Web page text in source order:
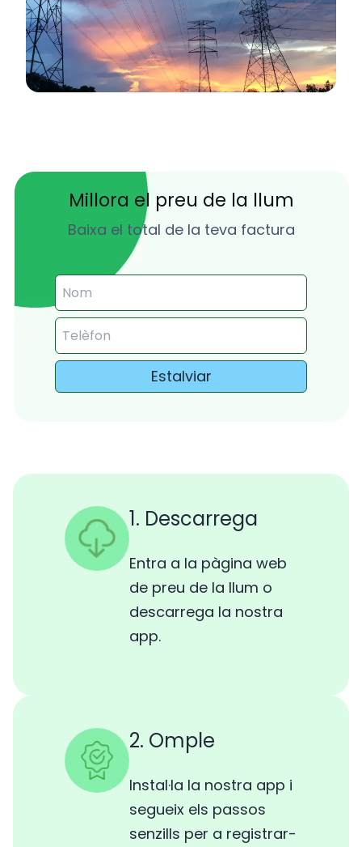
Millora el preu de la llum
Baixa el total de la teva factura
Estalviar
1. Descarrega
Entra a la pàgina web
de preu de la llum o
descarrega la nostra
app.
2. Omple
Instal·la la nostra app i
segueix els passos
senzills per a registrar-